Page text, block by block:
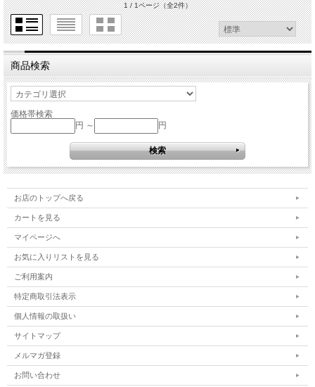
1 / 1ページ（全2件）
商品検索
価格帯検索
円 ～
円
お店のトップへ戻る
カートを見る
マイページへ
お気に入りリストを見る
ご利用案内
特定商取引法表示
個人情報の取扱い
サイトマップ
メルマガ登録
お問い合わせ